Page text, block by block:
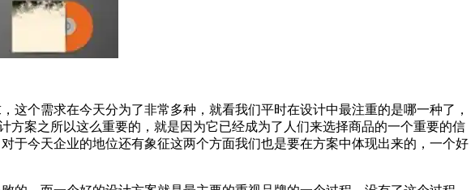
个需求在今天分为了非常多种，就看我们平时在设计中最注重的是哪一种了，
案之所以这么重要的，就是因为它已经成为了人们来选择商品的一个重要的信
于今天企业的地位还有象征这两个方面我们也是要在方案中体现出来的，一个好